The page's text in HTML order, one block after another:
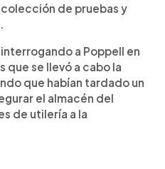
de pruebas y
a Poppell en
que se llevó a cabo la
que habían tardado un
el almacén del
de utilería a la